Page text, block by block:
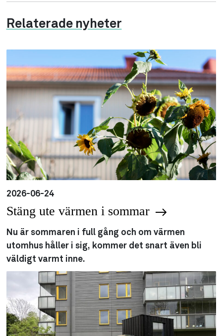
Relaterade nyheter
2026-06-24
Stäng ute värmen i sommar
Nu är sommaren i full gång och om värmen
utomhus håller i sig, kommer det snart även bli
väldigt varmt inne.